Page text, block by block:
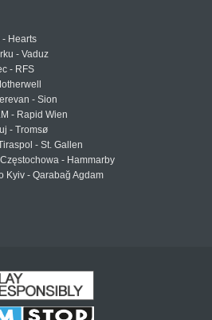
- Hearts
- Vaduz
- RFS
- Sion
- Rapid Wien
- Tromsø
- St. Gallen
- Hammarby
Kyiv - Qarabağ Agdam